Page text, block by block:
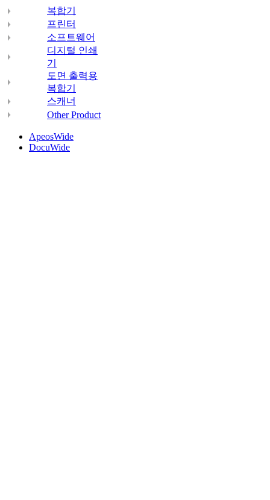
복합기
프린터
소프트웨어
디지털 인쇄
기
도면 출력용
복합기
스캐너
Other Product
ApeosWide
DocuWide